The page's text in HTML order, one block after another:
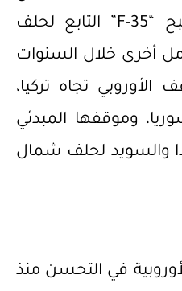
الطائرات المقاتلة الشبح “F-35” التابع لحلف
أخرى خلال السنوات
تجاه تركيا،
وموقفها المبدئي
والسويد لحلف شمال
في التحسن منذ